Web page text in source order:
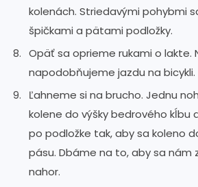
kolenách. Striedavými pohybmi
špičkami a pätami podložky.
Opäť sa oprieme rukami o lakte.
napodobňujeme jazdu na bicykli.
Ľahneme si na brucho. Jednu
kolene do výšky bedrového kĺbu
po podložke tak, aby sa koleno
pásu. Dbáme na to, aby sa nám
nahor.